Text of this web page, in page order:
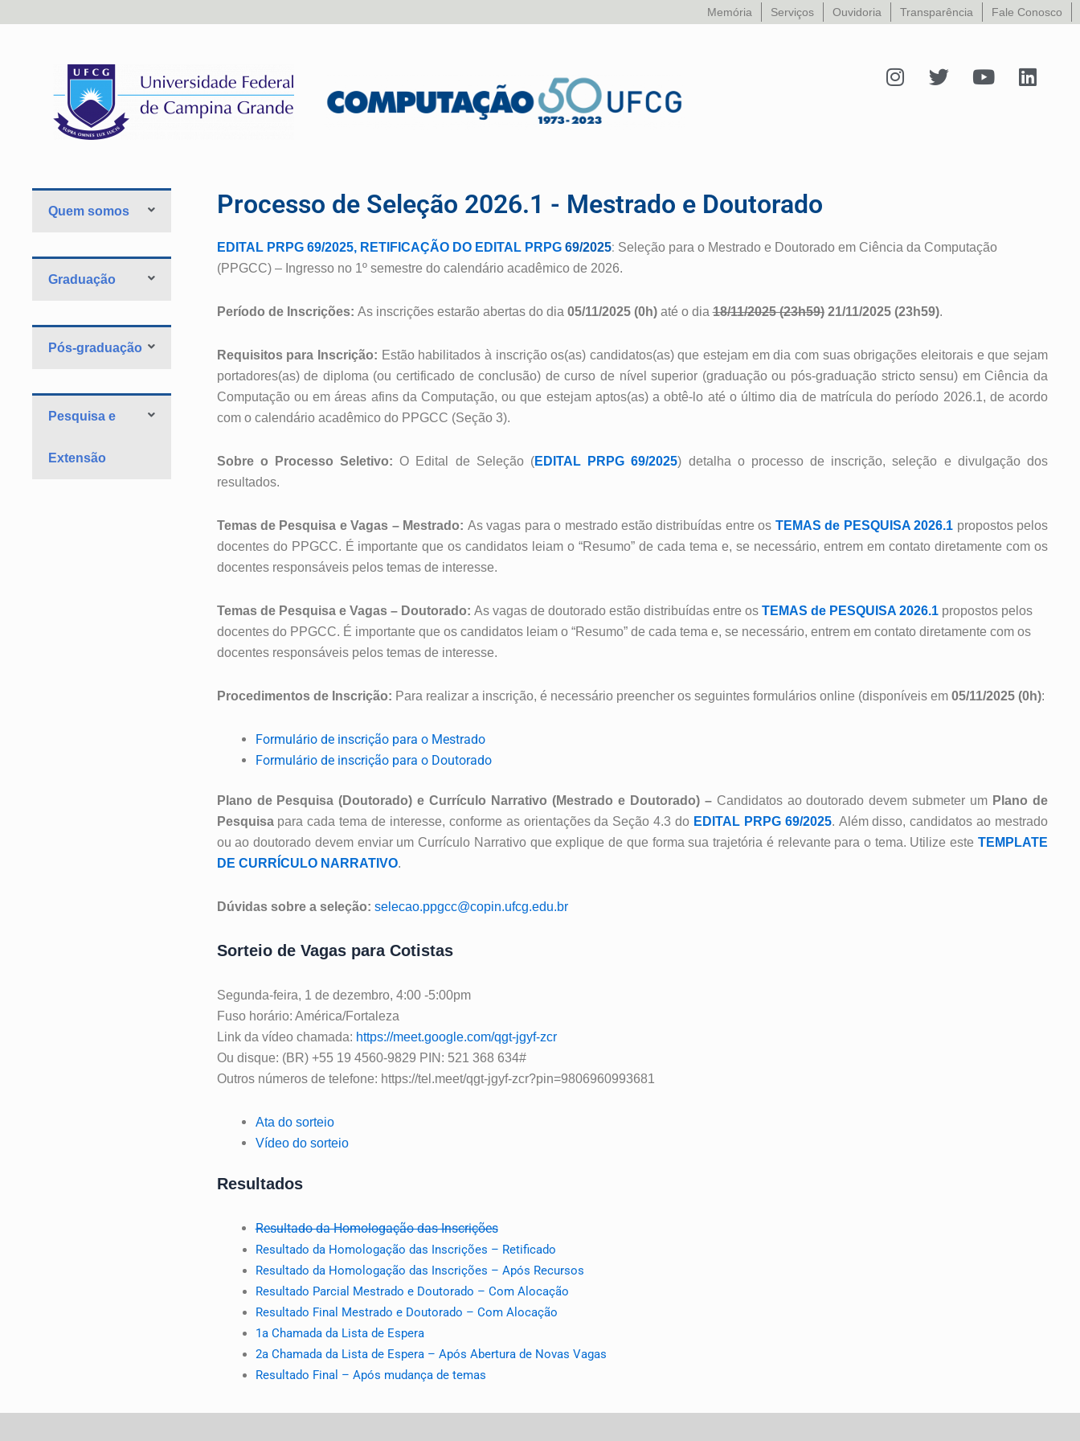
Memória Serviços Ouvidoria Transparência Fale Conosco
I
n
T
w
Y
o
L
i
Quem somos
Graduação
Pós-graduação
Pesquisa e
Extensão
Processo de Seleção 2026.1 - Mestrado e Doutorado
EDITAL PRPG 69/2025, RETIFICAÇÃO DO EDITAL PRPG 69/2025: Seleção para o Mestrado e Doutorado em Ciência da Computação
(PPGCC) – Ingresso no 1º semestre do calendário acadêmico de 2026.
Período de Inscrições: As inscrições estarão abertas do dia 05/11/2025 (0h)até o dia18/11/2025 (23h59)21/11/2025 (23h59).
Requisitos para Inscrição: Estão habilitados à inscrição os(as) candidatos(as) que estejam em dia com suas obrigações eleitorais eque sejam
portadores(as) de diploma (ou certificado de conclusão) de curso de nível superior (graduaçãoou pós-graduação stricto sensu) em Ciência da
Computação ou em áreas afins da Computação, ou que estejam aptos(as) a obtê-lo até o último dia de matrícula do período 2026.1, de acordo
com o calendário acadêmico do PPGCC (Seção 3).
Sobre o Processo Seletivo: O Edital de Seleção (EDITAL PRPG 69/2025) detalha o processo de inscrição, seleção e divulgação dos
resultados.
Temas de Pesquisa e Vagas – Mestrado: As vagas para o mestrado estão distribuídas entre os TEMAS de PESQUISA 2026.1 propostos pelos
docentes do PPGCC. É importante que os candidatos leiam o “Resumo” de cada tema e, se necessário, entrem em contato diretamente com os
docentes responsáveis pelos temas de interesse.
Temas de Pesquisa e Vagas – Doutorado: As vagas de doutorado estão distribuídas entre os TEMAS de PESQUISA 2026.1propostos pelos
docentes do PPGCC. É importante que os candidatos leiam o “Resumo” de cada tema e, se necessário, entrem em contato diretamente com os
docentes responsáveis pelos temas de interesse.
Procedimentos de Inscrição: Para realizar a inscrição, é necessário preencher os seguintes formulários online (disponíveis em 05/11/2025 (0h):
Formulário de inscrição para o Mestrado
Formulário de inscrição para o Doutorado
Plano de Pesquisa (Doutorado) e Currículo Narrativo (Mestrado e Doutorado) – Candidatos ao doutorado devem submeter um Plano de
Pesquisapara cada tema de interesse, conforme as orientações da Seção 4.3 do EDITAL PRPG 69/2025. Além disso, candidatos ao mestrado
ou ao doutorado devem enviar um Currículo Narrativo que explique de que forma sua trajetória é relevante para o tema. Utilize este TEMPLATE
DE CURRÍCULO NARRATIVO.
Dúvidas sobre a seleção: selecao.ppgcc@copin.ufcg.edu.br
Sorteio de Vagas para Cotistas
Segunda-feira, 1 de dezembro, 4:00 -5:00pm
Fuso horário: América/Fortaleza
Link da vídeo chamada: https://meet.google.com/qgt-jgyf-zcr
Ou disque: ‪(BR) +55 19 4560-9829‬ PIN: ‪521 368 634‬#
Outros números de telefone: https://tel.meet/qgt-jgyf-zcr?pin=9806960993681
Ata do sorteio
Vídeo do sorteio
Resultados
Resultado da Homologação das Inscrições
Resultado da Homologação das Inscrições – Retificado
Resultado da Homologação das Inscrições – Após Recursos
Resultado Parcial Mestrado e Doutorado – Com Alocação
Resultado Final Mestrado e Doutorado – Com Alocação
1a Chamada da Lista de Espera
2a Chamada da Lista de Espera – Após Abertura de Novas Vagas
Resultado Final – Após mudança de temas